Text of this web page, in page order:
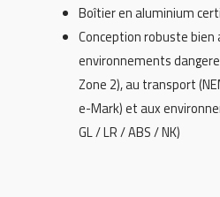
Boîtier en aluminium
Conception robuste bien
environnements
Zone 2), au transport
e-Mark) et aux
GL / LR / ABS / NK)